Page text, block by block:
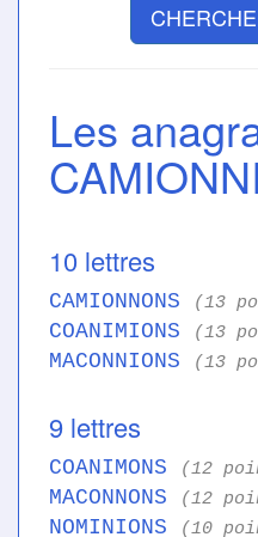
Les
10 lettres
CAMIONNONS (13
COANIMIONS (13
MACONNIONS (13
9 lettres
COANIMONS (12
MACONNONS (12
NOMINIONS (10